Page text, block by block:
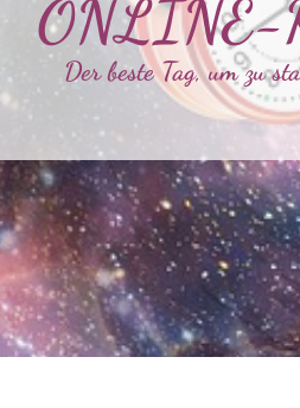
ONLINE-
Der beste Tag, um zu